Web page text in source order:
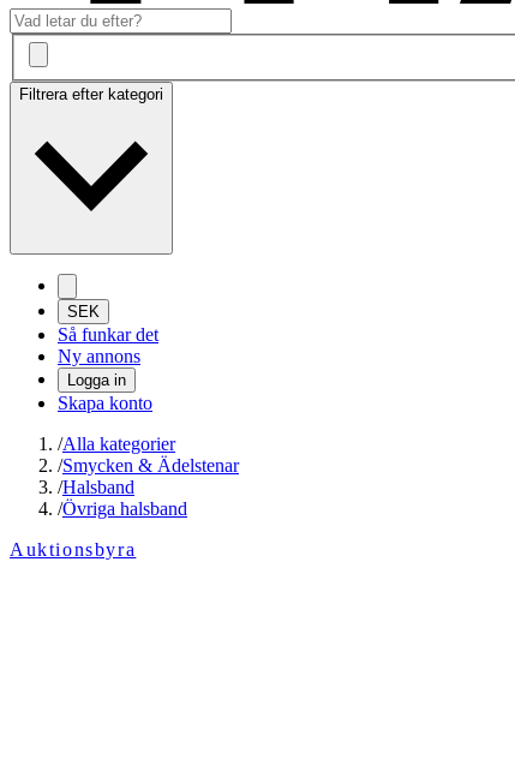
Filtrera efter kategori
SEK
Så funkar det
Ny annons
Logga in
Skapa konto
/Alla kategorier
/Smycken & Ädelstenar
/Halsband
/Övriga halsband
Auktionsbyra